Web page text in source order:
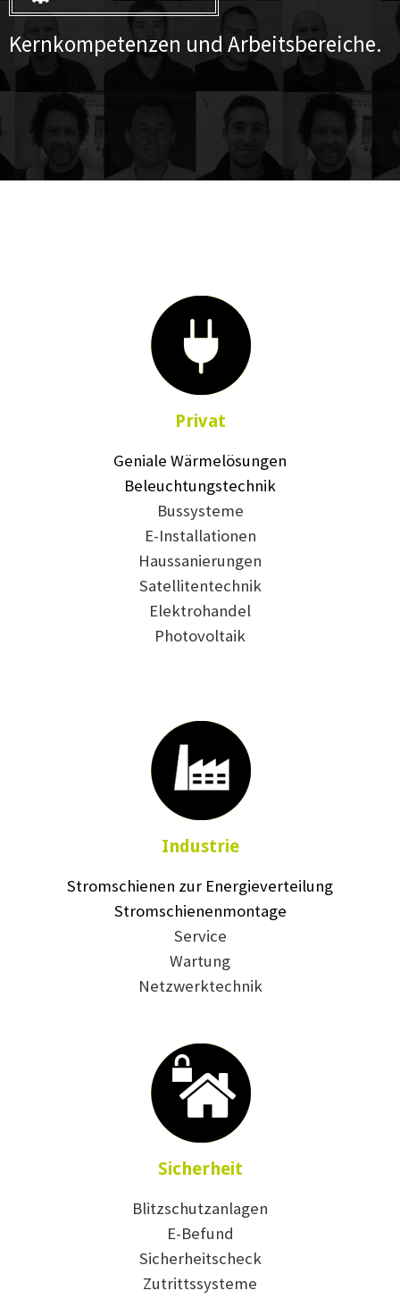
Kernkompetenzen und Arbeitsbereiche.
Privat
Geniale Wärmelösungen
Beleuchtungstechnik
Bussysteme
E-Installationen
Haussanierungen
Satellitentechnik
Elektrohandel
Photovoltaik
Industrie
Stromschienen zur Energieverteilung
Stromschienenmontage
Service
Wartung
Netzwerktechnik
Sicherheit
Blitzschutzanlagen
E-Befund
Sicherheitscheck
Zutrittssysteme